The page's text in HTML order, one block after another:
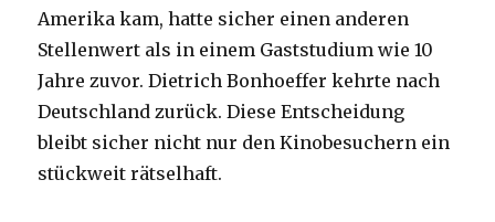
Amerika kam, hatte sicher einen anderen
Stellenwert als in einem Gaststudium wie 10
Jahre zuvor. Dietrich Bonhoeffer kehrte nach
Deutschland zurück. Diese Entscheidung
bleibt sicher nicht nur den Kinobesuchern ein
stückweit rätselhaft.